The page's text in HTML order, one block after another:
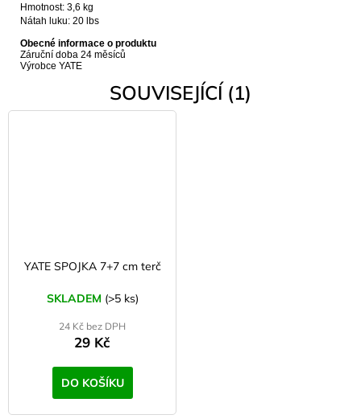
Hmotnost: 3,6 kg
Nátah luku: 20 lbs
Obecné informace o produktu
Záruční doba 24 měsíců
Výrobce YATE
SOUVISEJÍCÍ (1)
YATE SPOJKA 7+7 cm terč
SKLADEM (>5 ks)
24 Kč bez DPH
29 Kč
DO KOŠÍKU